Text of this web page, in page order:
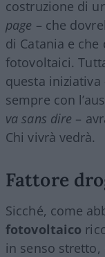
costruzione di
page – che
di Catania e
fotovoltaici.
questa iniziativa
sempre con
va sans dire –
Chi vivrà vedrà.
Fattore
Sicché, come
fotovoltaico
in senso stretto,